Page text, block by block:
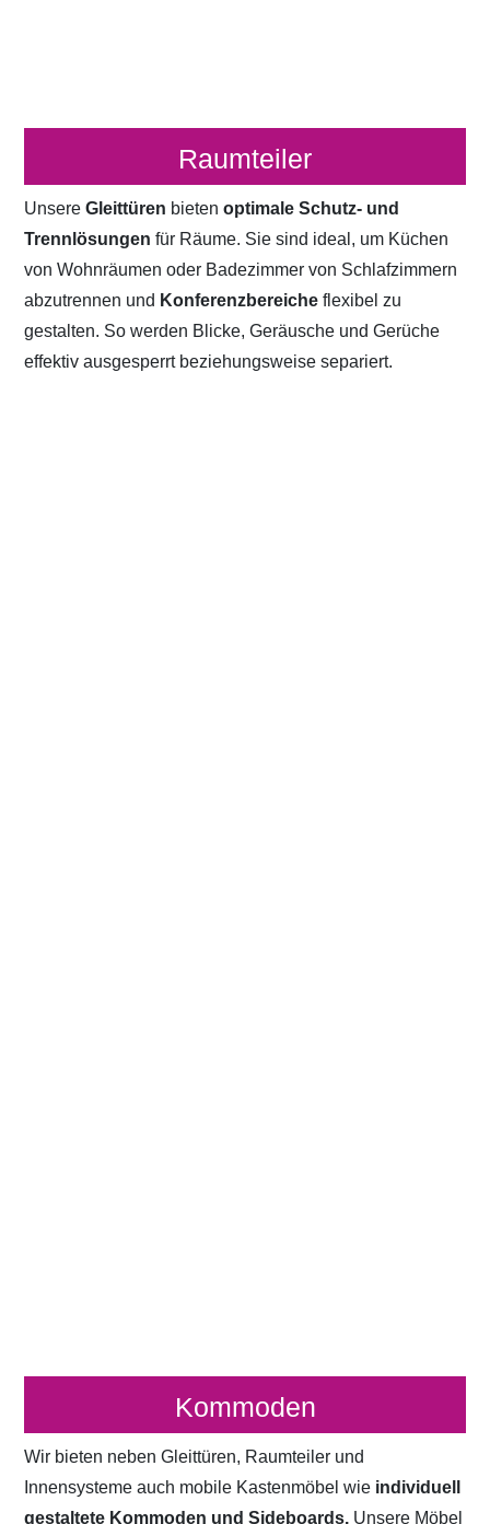
Raumteiler
UnsereGleittüren bietenoptimale Schutz- und
Trennlösungen für Räume. Sie sind ideal, um Küchen
von Wohnräumen oder Badezimmer von Schlafzimmern
abzutrennen und Konferenzbereicheflexibel zu
gestalten. So werden Blicke, Geräusche und Gerüche
effektiv ausgesperrt beziehungsweise separiert.
Kommoden
Wir bieten neben Gleittüren, Raumteiler und
Innensysteme auch mobile Kastenmöbel wie individuell
gestaltete Kommoden und Sideboards. Unsere Möbel